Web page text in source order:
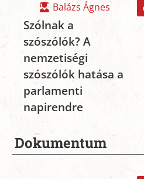
Balázs Ágnes
Szólnak a
szószólók? A
nemzetiségi
szószólók hatása a
parlamenti
napirendre
Dokumentum